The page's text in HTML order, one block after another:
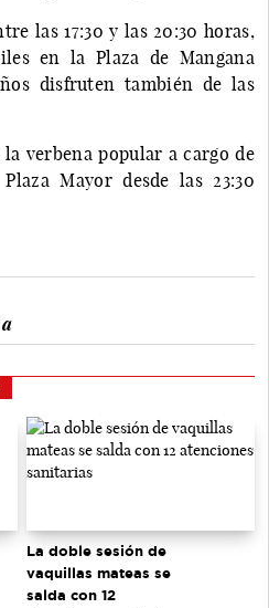
las 17:30 y las 20:30 horas,
en la Plaza de Mangana
disfruten también de las
verbena popular a cargo de
Mayor desde las 23:30
La doble sesión de
vaquillas mateas se
salda con 12